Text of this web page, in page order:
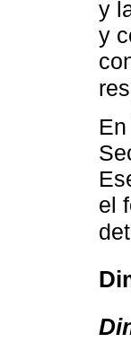
y
y
el